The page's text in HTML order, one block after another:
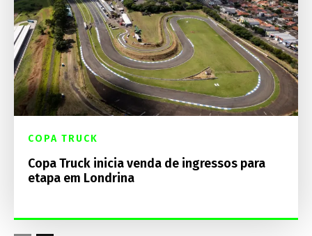
COPA TRUCK
Copa Truck inicia venda de ingressos para
etapa em Londrina